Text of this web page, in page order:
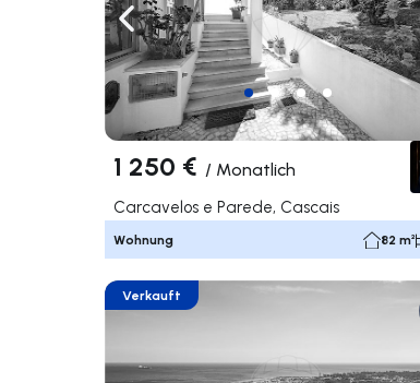
Nach links navigieren
1 250 € / Monatlich
Carcavelos e Parede, Cascais
Wohnung 82 m²
Verkauft